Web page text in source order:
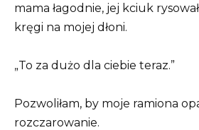
mama łagodnie, jej kciuk
kręgi na mojej dłoni.
„To za dużo dla ciebie teraz.”
Pozwoliłam, by moje ramiona
rozczarowanie.